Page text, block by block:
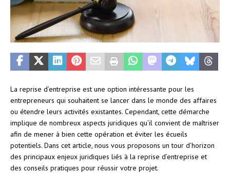
La reprise d’entreprise est une option intéressante pour les
entrepreneurs qui souhaitent se lancer dans le monde des affaires
ou étendre leurs activités existantes. Cependant, cette démarche
implique de nombreux aspects juridiques qu’il convient de maîtriser
afin de mener à bien cette opération et éviter les écueils
potentiels. Dans cet article, nous vous proposons un tour d’horizon
des principaux enjeux juridiques liés à la reprise d’entreprise et
des conseils pratiques pour réussir votre projet.